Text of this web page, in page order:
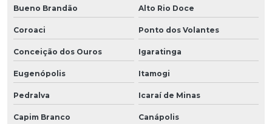
Bueno Brandão Alto Rio Doce
Coroaci Ponto dos Volantes
Conceição dos Ouros Igaratinga
Eugenópolis Itamogi
Pedralva Icaraí de Minas
Capim Branco Canápolis